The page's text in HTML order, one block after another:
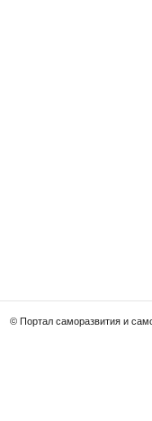
© Портал саморазвития и